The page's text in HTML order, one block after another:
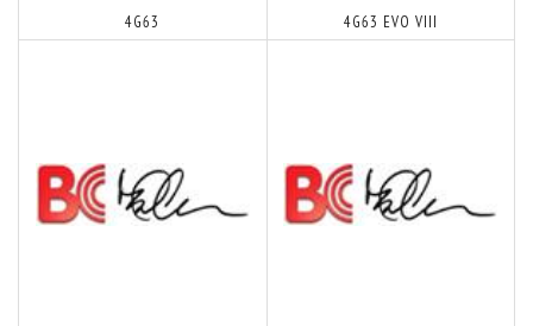
4G63 4G63 EVO VIII